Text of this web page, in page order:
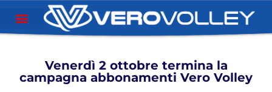
Venerdì 2 ottobre termina la
campagna abbonamenti Vero Volley